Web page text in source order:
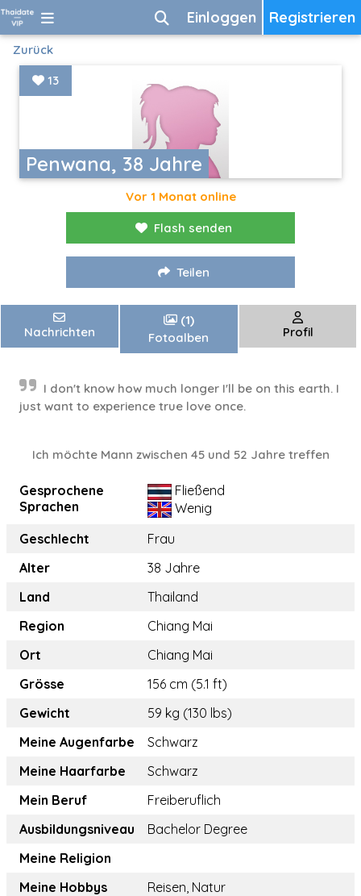
Registrieren
Einloggen
Zurück
Penwana, 38 Jahre
13
Vor 1 Monat online
Flash senden
Teilen
Nachrichten
(1)
Fotoalben
Profil
I don't know how much longer I'll be on this earth. I
just want to experience true love once.
Ich möchte Mann zwischen 45 und 52 Jahre treffen
Gesprochene
Sprachen
Fließend
Wenig
Geschlecht
Frau
Alter
38 Jahre
Land
Thailand
Region
Chiang Mai
Ort
Chiang Mai
Grösse
156 cm (5.1 ft)
Gewicht
59 kg (130 lbs)
Meine Augenfarbe
Schwarz
Meine Haarfarbe
Schwarz
Mein Beruf
Freiberuflich
Ausbildungsniveau
Bachelor Degree
Meine Religion
Meine Hobbys
Reisen, Natur